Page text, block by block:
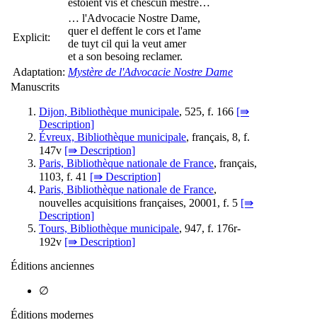
estoient vis et chescun mestre…
Explicit:
… l'Advocacie Nostre Dame,
quer el deffent le cors et l'ame
de tuyt cil qui la veut amer
et a son besoing reclamer.
Adaptation: Mystère de l'Advocacie Nostre Dame
Manuscrits
Dijon, Bibliothèque municipale, 525, f. 166 [⇛
Description]
Évreux, Bibliothèque municipale, français, 8, f.
147v [⇛ Description]
Paris, Bibliothèque nationale de France, français,
1103, f. 41 [⇛ Description]
Paris, Bibliothèque nationale de France,
nouvelles acquisitions françaises, 20001, f. 5 [⇛
Description]
Tours, Bibliothèque municipale, 947, f. 176r-
192v [⇛ Description]
Éditions anciennes
∅
Éditions modernes